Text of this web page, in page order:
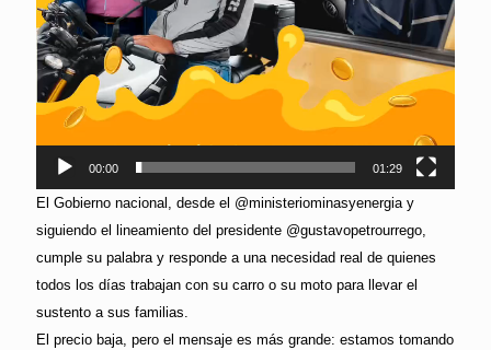
00:00 01:29
El Gobierno nacional, desde el @ministeriominasyenergia y
siguiendo el lineamiento del presidente @gustavopetrourrego,
cumple su palabra y responde a una necesidad real de quienes
todos los días trabajan con su carro o su moto para llevar el
sustento a sus familias.
El precio baja, pero el mensaje es más grande: estamos tomando